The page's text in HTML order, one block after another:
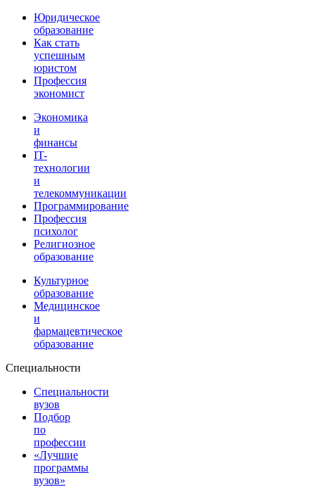
Юридическое
образование
Как стать
успешным
юристом
Профессия
экономист
Экономика
и
финансы
IT-
технологии
и
телекоммуникации
Программирование
Профессия
психолог
Религиозное
образование
Культурное
образование
Медицинское
и
фармацевтическое
образование
Специальности
Специальности
вузов
Подбор
по
профессии
«Лучшие
программы
вузов»